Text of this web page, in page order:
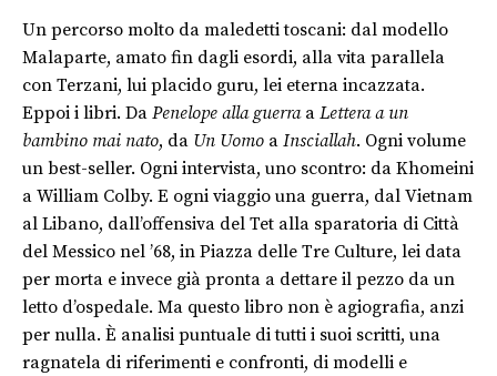
Un percorso molto da maledetti toscani: dal modello
Malaparte, amato fin dagli esordi, alla vita parallela
con Terzani, lui placido guru, lei eterna incazzata.
Eppoi i libri. Da Penelope alla guerraa Lettera a un
bambino mai nato, da Un Uomo a Insciallah. Ogni volume
un best-seller. Ogni intervista, uno scontro: da Khomeini
a William Colby. E ogni viaggio una guerra, dal Vietnam
al Libano, dall’offensiva del Tet alla sparatoria di Città
del Messico nel ’68, in Piazza delle Tre Culture, lei data
per morta e invece già pronta a dettare il pezzo da un
letto d’ospedale. Ma questo libro non è agiografia, anzi
per nulla. È analisi puntuale di tutti i suoi scritti, una
ragnatela di riferimenti e confronti, di modelli e